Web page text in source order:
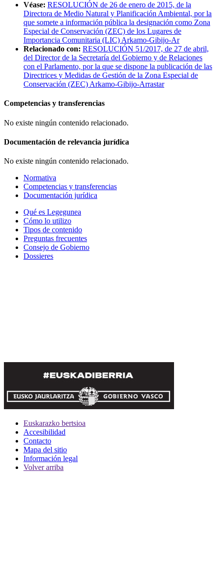
Véase: RESOLUCIÓN de 26 de enero de 2015, de la
Directora de Medio Natural y Planificación Ambiental, por la
que somete a información pública la designación como Zona
Especial de Conservación (ZEC) de los Lugares de
Importancia Comunitaria (LIC) Arkamo-Gibijo-Ar
Relacionado con: RESOLUCIÓN 51/2017, de 27 de abril,
del Director de la Secretaría del Gobierno y de Relaciones
con el Parlamento, por la que se dispone la publicación de las
Directrices y Medidas de Gestión de la Zona Especial de
Conservación (ZEC) Arkamo-Gibijo-Arrastar
Competencias y transferencias
No existe ningún contenido relacionado.
Documentación de relevancia jurídica
No existe ningún contenido relacionado.
Normativa
Competencias y transferencias
Documentación jurídica
Qué es Legegunea
Cómo lo utilizo
Tipos de contenido
Preguntas frecuentes
Consejo de Gobierno
Dossieres
Euskarazko bertsioa
Accesibilidad
Contacto
Mapa del sitio
Información legal
Volver arriba